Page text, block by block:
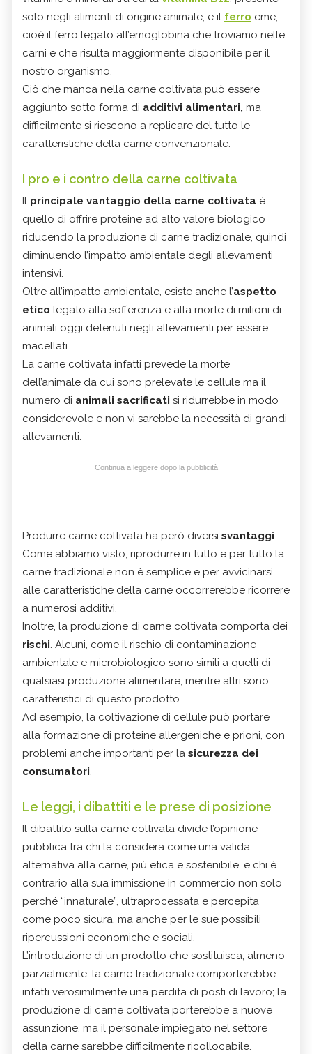
solo negli alimenti di origine animale, e il ferro eme,
cioè il ferro legato all’emoglobina che troviamo nelle
carni e che risulta maggiormente disponibile per il
nostro organismo.
Ciò che manca nella carne coltivata può essere
aggiunto sotto forma di additivi alimentari, ma
difficilmente si riescono a replicare del tutto le
caratteristiche della carne convenzionale.
I pro e i contro della carne coltivata
Il principale vantaggio della carne coltivata è
quello di offrire proteine ad alto valore biologico
riducendo la produzione di carne tradizionale, quindi
diminuendo l’impatto ambientale degli allevamenti
intensivi.
Oltre all’impatto ambientale, esiste anche l’aspetto
etico legato alla sofferenza e alla morte di milioni di
animali oggi detenuti negli allevamenti per essere
macellati.
La carne coltivata infatti prevede la morte
dell’animale da cui sono prelevate le cellule ma il
numero di animali sacrificati si ridurrebbe in modo
considerevole e non vi sarebbe la necessità di grandi
allevamenti.
Continua a leggere dopo la pubblicità
Produrre carne coltivata ha però diversi svantaggi.
Come abbiamo visto, riprodurre in tutto e per tutto la
carne tradizionale non è semplice e per avvicinarsi
alle caratteristiche della carne occorrerebbe ricorrere
a numerosi additivi.
Inoltre, la produzione di carne coltivata comporta dei
rischi. Alcuni, come il rischio di contaminazione
ambientale e microbiologico sono simili a quelli di
qualsiasi produzione alimentare, mentre altri sono
caratteristici di questo prodotto.
Ad esempio, la coltivazione di cellule può portare
alla formazione di proteine allergeniche e prioni, con
problemi anche importanti per la sicurezza dei
consumatori.
Le leggi, i dibattiti e le prese di posizione
Il dibattito sulla carne coltivata divide l’opinione
pubblica tra chi la considera come una valida
alternativa alla carne, più etica e sostenibile, e chi è
contrario alla sua immissione in commercio non solo
perché “innaturale”, ultraprocessata e percepita
come poco sicura, ma anche per le sue possibili
ripercussioni economiche e sociali.
L’introduzione di un prodotto che sostituisca, almeno
parzialmente, la carne tradizionale comporterebbe
infatti verosimilmente una perdita di posti di lavoro; la
produzione di carne coltivata porterebbe a nuove
assunzione, ma il personale impiegato nel settore
della carne sarebbe difficilmente ricollocabile.